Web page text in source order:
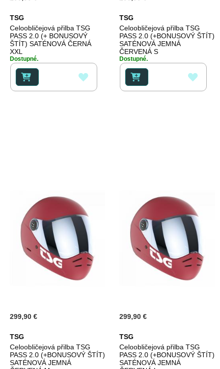
TSG
Celoobličejová přilba TSG
PASS 2.0 (+ BONUSOVÝ
ŠTÍT) SATÉNOVÁ ČERNÁ
XXL
Dostupné.
K
TSG
Celoobličejová přilba TSG
PASS 2.0 (+BONUSOVÝ ŠTÍT)
SATÉNOVÁ JEMNÁ
ČERVENÁ S
Dostupné.
K
299,90 €
TSG
Celoobličejová přilba TSG
PASS 2.0 (+BONUSOVÝ ŠTÍT)
SATÉNOVÁ JEMNÁ
299,90 €
TSG
Celoobličejová přilba TSG
PASS 2.0 (+BONUSOVÝ ŠTÍT)
SATÉNOVÁ JEMNÁ